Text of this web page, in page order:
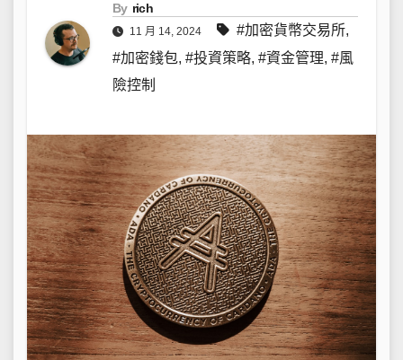
By rich
11 月 14, 2024 #加密貨幣交易所,
#加密錢包, #投資策略, #資金管理, #風
險控制